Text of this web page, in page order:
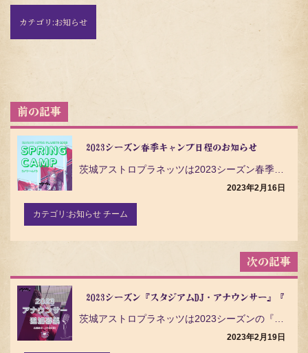
カテゴリ:お知らせ
投
稿
ナ
ビ
ゲ
ー
シ
2023シーズン春季キャンプ日程のお知らせ
2023年2月16日
カテゴリ:お知らせ チーム
2023シーズン『スタジアムDJ・アナウンサー』『実
2023年2月19日